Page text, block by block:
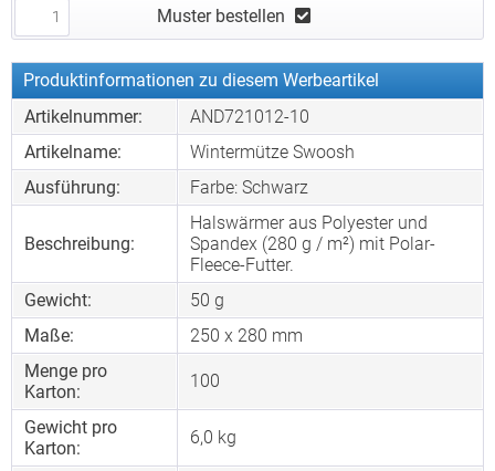
Muster bestellen
Produktinformationen zu diesem Werbeartikel
Artikelnummer:
AND721012-10
Artikelname:
Wintermütze Swoosh
Ausführung:
Farbe: Schwarz
Beschreibung:
Halswärmer aus Polyester und
Spandex (280 g / m²) mit Polar-
Fleece-Futter.
Gewicht:
50 g
Maße:
250 x 280 mm
Menge pro
Karton:
100
Gewicht pro
Karton:
6,0 kg